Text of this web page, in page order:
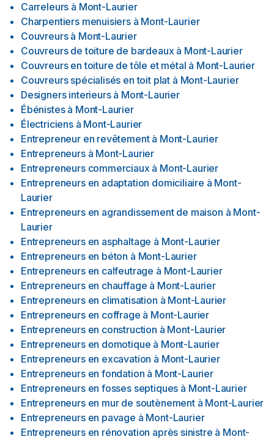
Carreleurs à Mont-Laurier
Charpentiers menuisiers à Mont-Laurier
Couvreurs à Mont-Laurier
Couvreurs de toiture de bardeaux à Mont-Laurier
Couvreurs en toiture de tôle et métal à Mont-Laurier
Couvreurs spécialisés en toit plat à Mont-Laurier
Designers interieurs à Mont-Laurier
Ébénistes à Mont-Laurier
Électriciens à Mont-Laurier
Entrepreneur en revêtement à Mont-Laurier
Entrepreneurs à Mont-Laurier
Entrepreneurs commerciaux à Mont-Laurier
Entrepreneurs en adaptation domiciliaire à Mont-
Laurier
Entrepreneurs en agrandissement de maison à Mont-
Laurier
Entrepreneurs en asphaltage à Mont-Laurier
Entrepreneurs en béton à Mont-Laurier
Entrepreneurs en calfeutrage à Mont-Laurier
Entrepreneurs en chauffage à Mont-Laurier
Entrepreneurs en climatisation à Mont-Laurier
Entrepreneurs en coffrage à Mont-Laurier
Entrepreneurs en construction à Mont-Laurier
Entrepreneurs en domotique à Mont-Laurier
Entrepreneurs en excavation à Mont-Laurier
Entrepreneurs en fondation à Mont-Laurier
Entrepreneurs en fosses septiques à Mont-Laurier
Entrepreneurs en mur de soutènement à Mont-Laurier
Entrepreneurs en pavage à Mont-Laurier
Entrepreneurs en rénovation après sinistre à Mont-